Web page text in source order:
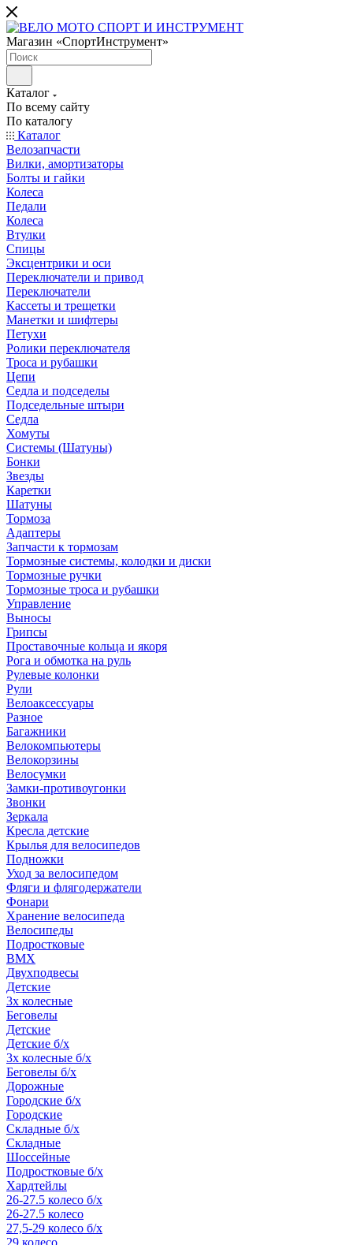
Магазин «СпортИнструмент»
Каталог
По всему сайту
По каталогу
Каталог
Велозапчасти
Вилки, амортизаторы
Болты и гайки
Колеса
Педали
Колеса
Втулки
Спицы
Эксцентрики и оси
Переключатели и привод
Переключатели
Кассеты и трещетки
Манетки и шифтеры
Петухи
Ролики переключателя
Троса и рубашки
Цепи
Седла и подседелы
Подседельные штыри
Седла
Хомуты
Системы (Шатуны)
Бонки
Звезды
Каретки
Шатуны
Тормоза
Адаптеры
Запчасти к тормозам
Тормозные системы, колодки и диски
Тормозные ручки
Тормозные троса и рубашки
Управление
Выносы
Грипсы
Проставочные кольца и якоря
Рога и обмотка на руль
Рулевые колонки
Рули
Велоаксессуары
Разное
Багажники
Велокомпьютеры
Велокорзины
Велосумки
Замки-противоугонки
Звонки
Зеркала
Кресла детские
Крылья для велосипедов
Подножки
Уход за велосипедом
Фляги и флягодержатели
Фонари
Хранение велосипеда
Велосипеды
Подростковые
BMX
Двухподвесы
Детские
3х колесные
Беговелы
Детские
Детские б/х
3х колесные б/х
Беговелы б/х
Дорожные
Городские б/х
Городские
Складные б/х
Складные
Шоссейные
Подростковые б/х
Хардтейлы
26-27.5 колесо б/х
26-27.5 колесо
27,5-29 колесо б/х
29 колесо